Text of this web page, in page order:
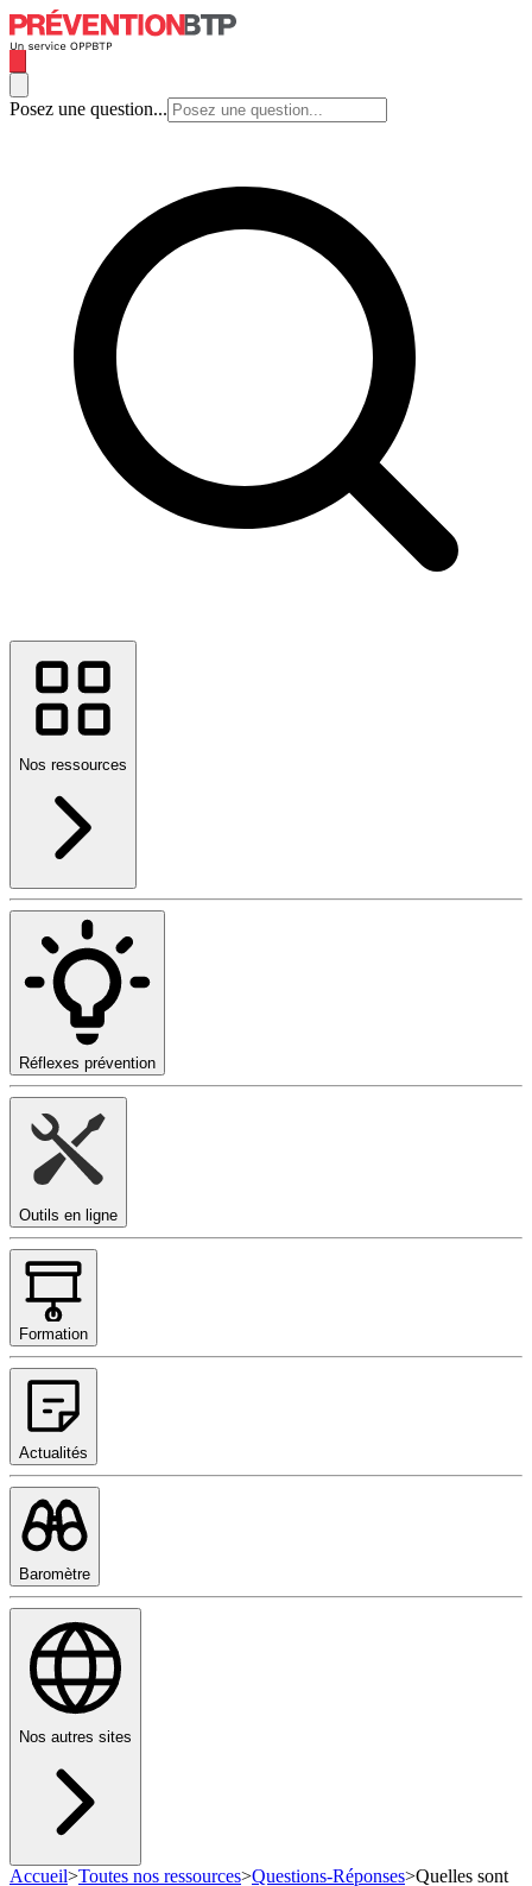
Posez une question...
Nos ressources
Réflexes prévention
Outils en ligne
Formation
Actualités
Baromètre
Nos autres sites
Accueil>Toutes nos ressources>Questions-Réponses>Quelles sont